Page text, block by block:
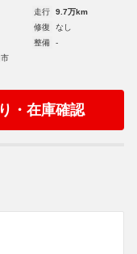
走行
9.7万km
修復
なし
整備
-
・在庫確認